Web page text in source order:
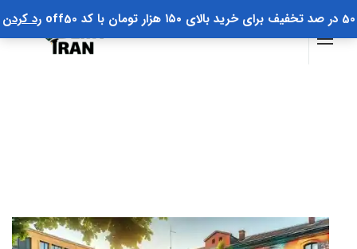
50 در صد تخفیف برای خرید بالای ۱۵۰ هزار تومان با کد off50 رد کردن